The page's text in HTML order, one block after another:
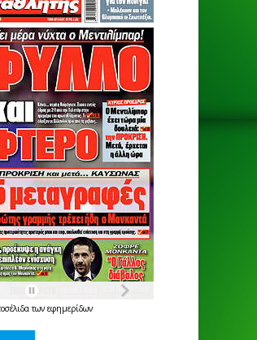
των εφημερίδων